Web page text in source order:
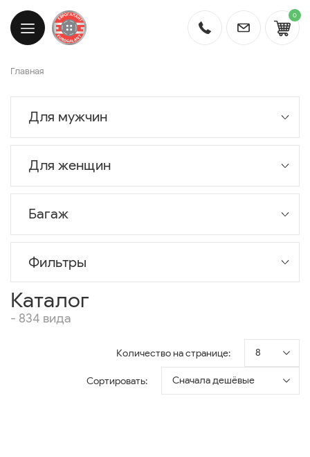
0
Главная
Для мужчин
Для женщин
Багаж
Фильтры
Каталог
- 834 вида
Количество на странице: 8
Сортировать: Сначала дешёвые